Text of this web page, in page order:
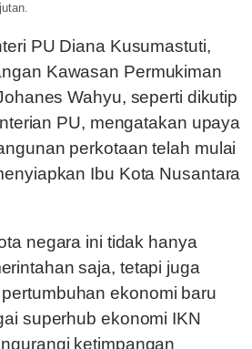
PU Diana Kusumastuti,
Kawasan Permukiman
Wahyu, seperti dikutip
PU, mengatakan upaya
perkotaan telah mulai
Ibu Kota Nusantara
negara ini tidak hanya
saja, tetapi juga
ekonomi baru
superhub ekonomi IKN
ketimpangan